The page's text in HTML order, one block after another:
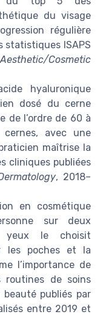
du visage
régulière
statistiques ISAPS
Cosmetic
hyaluronique
dosé du cerne
de l’ordre de 60 à
avec une
maîtrise la
cliniques publiées
, 2018–
en cosmétique
sur deux
le choisit
les poches et la
l’importance de
routines de soins
beauté publiés par
entre 2019 et